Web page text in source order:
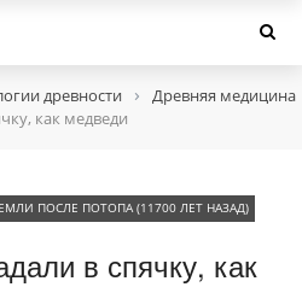
древности › Древняя медицина
как медведи
ПОСЛЕ ПОТОПА (11700 ЛЕТ НАЗАД)
в спячку, как